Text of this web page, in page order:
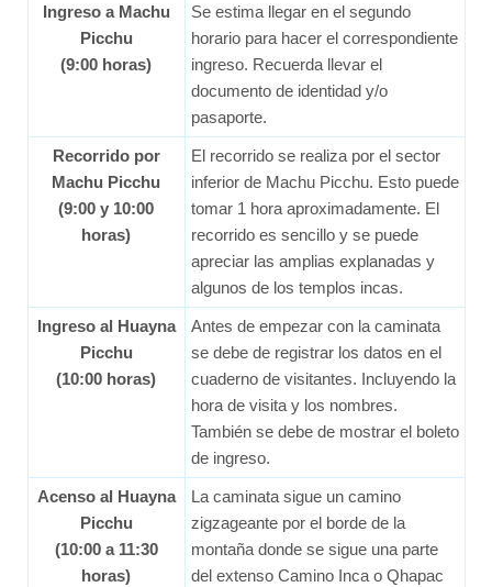
Ingreso a Machu
Picchu
(9:00 horas)
Se estima llegar en el segundo
horario para hacer el correspondiente
ingreso. Recuerda llevar el
documento de identidad y/o
pasaporte.
Recorrido por
Machu Picchu
(9:00 y 10:00
horas)
El recorrido se realiza por el sector
inferior de Machu Picchu. Esto puede
tomar 1 hora aproximadamente. El
recorrido es sencillo y se puede
apreciar las amplias explanadas y
algunos de los templos incas.
Ingreso al Huayna
Picchu
(10:00 horas)
Antes de empezar con la caminata
se debe de registrar los datos en el
cuaderno de visitantes. Incluyendo la
hora de visita y los nombres.
También se debe de mostrar el boleto
de ingreso.
Acenso al Huayna
Picchu
(10:00 a 11:30
horas)
La caminata sigue un camino
zigzageante por el borde de la
montaña donde se sigue una parte
del extenso Camino Inca o Qhapac